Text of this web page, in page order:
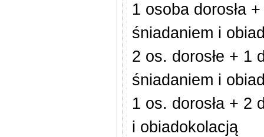
1 osoba dorosła
śniadaniem i
2 os. dorosłe + 1
śniadaniem i
1 os. dorosła + 2
i obiadokolacją